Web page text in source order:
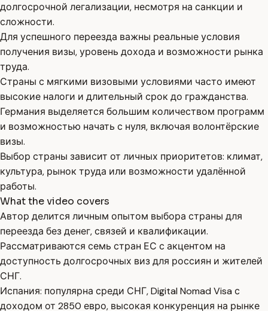
долгосрочной легализации, несмотря на санкции и
сложности.
Для успешного переезда важны реальные условия
получения визы, уровень дохода и возможности рынка
труда.
Страны с мягкими визовыми условиями часто имеют
высокие налоги и длительный срок до гражданства.
Германия выделяется большим количеством программ
и возможностью начать с нуля, включая волонтёрские
визы.
Выбор страны зависит от личных приоритетов: климат,
культура, рынок труда или возможности удалённой
работы.
What the video covers
Автор делится личным опытом выбора страны для
переезда без денег, связей и квалификации.
Рассматриваются семь стран ЕС с акцентом на
доступность долгосрочных виз для россиян и жителей
СНГ.
Испания: популярна среди СНГ, Digital Nomad Visa с
доходом от 2850 евро, высокая конкуренция на рынке